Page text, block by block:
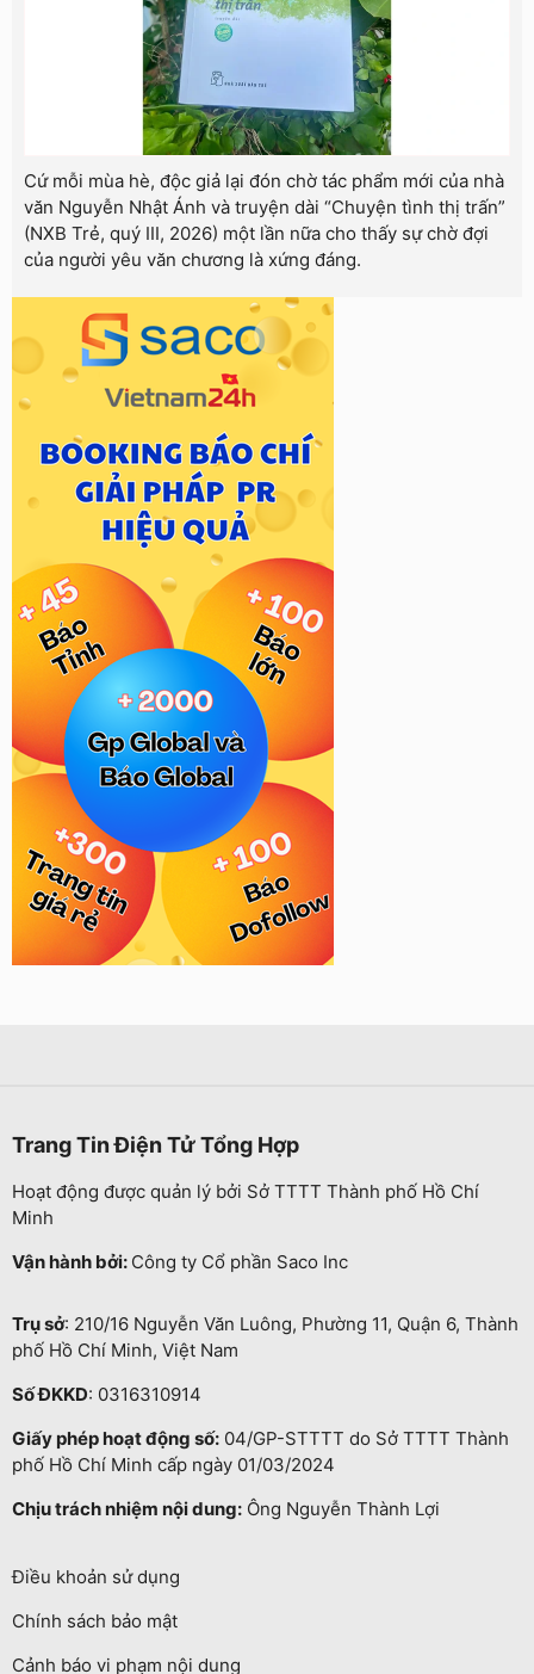
Cứ mỗi mùa hè, độc giả lại đón chờ tác phẩm mới của nhà
văn Nguyễn Nhật Ánh và truyện dài “Chuyện tình thị trấn”
(NXB Trẻ, quý III, 2026) một lần nữa cho thấy sự chờ đợi
của người yêu văn chương là xứng đáng.
Trang Tin Điện Tử Tổng Hợp
Hoạt động được quản lý bởi Sở TTTT Thành phố Hồ Chí
Minh
Vận hành bởi: Công ty Cổ phần Saco Inc
Trụ sở: 210/16 Nguyễn Văn Luông, Phường 11, Quận 6, Thành
phố Hồ Chí Minh, Việt Nam
Số ĐKKD: 0316310914
Giấy phép hoạt động số: 04/GP-STTTT do Sở TTTT Thành
phố Hồ Chí Minh cấp ngày 01/03/2024
Chịu trách nhiệm nội dung: Ông Nguyễn Thành Lợi
Điều khoản sử dụng
Chính sách bảo mật
Cảnh báo vi phạm nội dung